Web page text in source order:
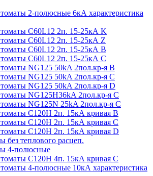
2-полюсные 6кА характеристика
C60L12 2п. 15-25кА K
C60L12 2п. 15-25кА Z
C60L12 2п. 15-25кА B
C60L12 2п. 15-25кА C
NG125 50kA 2пол.кр-я B
NG125 50kA 2пол.кр-я C
NG125 50kA 2пол.кр-я D
NG125H36kA 2пол.кр-я C
NG125N 25kA 2пол.кр-я C
С120H 2п. 15кА кривая B
С120H 2п. 15кА кривая C
С120H 2п. 15кА кривая D
без теплового расцеп.
4-полюсные
С120H 4п. 15кА кривая C
4-полюсные 10кА характеристика